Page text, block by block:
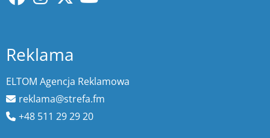
Reklama
ELTOM Agencja Reklamowa
reklama@strefa.fm
+48 511 29 29 20